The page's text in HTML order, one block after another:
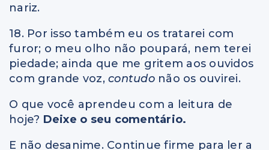
nariz.
18. Por isso também eu os tratarei com
furor; o meu olho não poupará, nem terei
piedade; ainda que me gritem aos ouvidos
com grande voz, contudo não os ouvirei.
O que você aprendeu com a leitura de
hoje? Deixe o seu comentário.
E não desanime. Continue firme para ler a